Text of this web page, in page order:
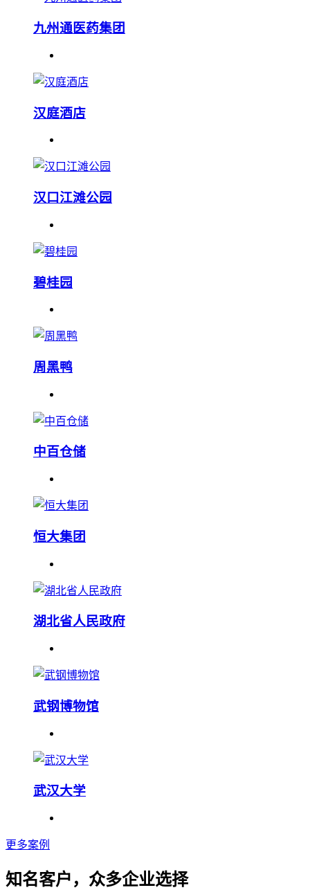
九州通医药集团
汉庭酒店
汉口江滩公园
碧桂园
周黑鸭
中百仓储
恒大集团
湖北省人民政府
武钢博物馆
武汉大学
更多案例
知名客户，众多企业选择